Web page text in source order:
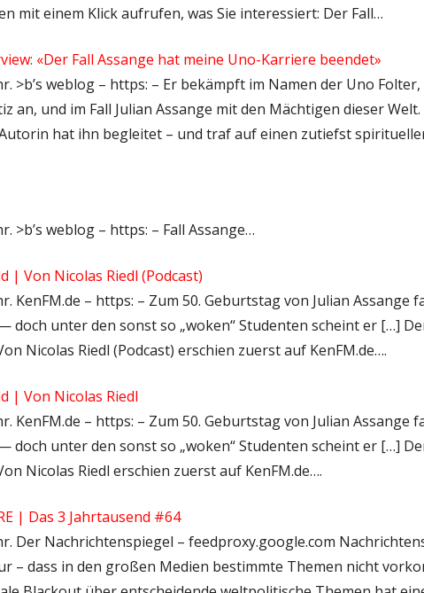
mit einem Klick aufrufen, was Sie interessiert: Der Fall…
«Der Fall Assange hat meine Uno-Karriere beendet»
>b’s weblog – https: – Er bekämpft im Namen der Uno
an, und im Fall Julian Assange mit den Mächtigen dieser
hat ihn begleitet – und traf auf einen zutiefst
>b’s weblog – https: – Fall Assange…
| Von Nicolas Riedl (Podcast)
KenFM.de – https: – Zum 50. Geburtstag von Julian Assange
doch unter den sonst so „woken“ Studenten scheint er […]
Nicolas Riedl (Podcast) erschien zuerst auf KenFM.de….
| Von Nicolas Riedl
KenFM.de – https: – Zum 50. Geburtstag von Julian Assange
doch unter den sonst so „woken“ Studenten scheint er […]
Nicolas Riedl erschien zuerst auf KenFM.de….
| Das 3 Jahrtausend #64
Der Nachrichtenspiegel – feedproxy.google.com
– dass in den großen Medien bestimmte Themen nicht